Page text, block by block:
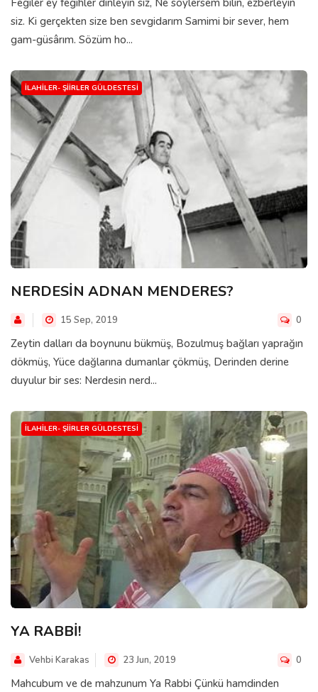
siz. Ki gerçekten size ben sevgidarım Samimi bir sever, hem
gam-güsârım. Sözüm ho...
İLAHILER- ŞIIRLER GÜLDESTESI
NERDESİN ADNAN MENDERES?
15 Sep, 2019 0
Zeytin dalları da boynunu bükmüş, Bozulmuş bağları yaprağın
dökmüş, Yüce dağlarına dumanlar çökmüş, Derinden derine
duyulur bir ses: Nerdesin nerd...
İLAHILER- ŞIIRLER GÜLDESTESI
YA RABBİ!
Vehbi Karakas 23 Jun, 2019 0
Mahcubum ve de mahzunum Ya Rabbi Çünkü hamdinden